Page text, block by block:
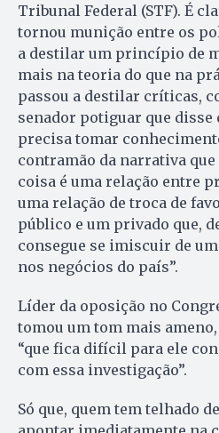
Tribunal Federal (STF). É
tornou munição entre os
a destilar um princípio de
mais na teoria do que na
passou a destilar críticas,
senador potiguar que disse
precisa tomar
contramão da narrativa que
coisa é uma relação entre
uma relação de troca de
público e um privado que,
consegue se imiscuir de
nos negócios do país”.
Líder da oposição no
tomou um tom mais
“que fica difícil para ele
com essa investigação”.
Só que, quem tem telhado